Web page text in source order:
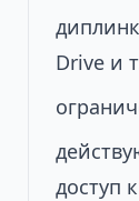
Drive и
доступ